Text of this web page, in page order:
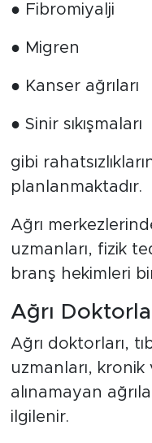
● Fibromiyalji
● Migren
● Kanser ağrıları
● Sinir sıkışmaları
gibi
planlanmaktadır.
Ağrı
uzmanları, fizik
branş hekimleri
Ağrı
Ağrı doktorları,
uzmanları,
alınamayan
ilgilenir.